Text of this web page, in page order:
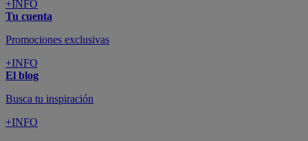
+INFO
Tu cuenta
Promociones exclusivas
+INFO
El blog
Busca tu inspiración
+INFO